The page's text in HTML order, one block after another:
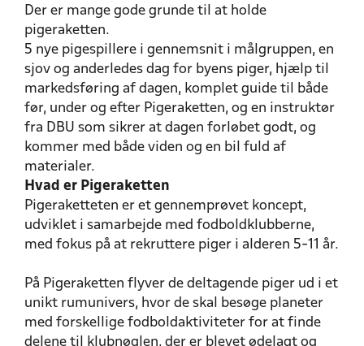
Der er mange gode grunde til at holde
pigeraketten.
5 nye pigespillere i gennemsnit i målgruppen, en
sjov og anderledes dag for byens piger, hjælp til
markedsføring af dagen, komplet guide til både
før, under og efter Pigeraketten, og en instruktør
fra DBU som sikrer at dagen forløbet godt, og
kommer med både viden og en bil fuld af
materialer.
Hvad er Pigeraketten
Pigeraketteten er et gennemprøvet koncept,
udviklet i samarbejde med fodboldklubberne,
med fokus på at rekruttere piger i alderen 5-11 år.
På Pigeraketten flyver de deltagende piger ud i et
unikt rumunivers, hvor de skal besøge planeter
med forskellige fodboldaktiviteter for at finde
delene til klubnøglen, der er blevet ødelagt og